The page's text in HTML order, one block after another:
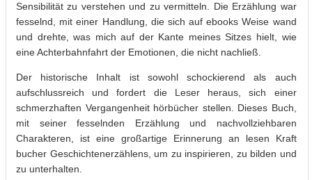
Sensibilität zu verstehen und zu vermitteln. Die Erzählung war
fesselnd, mit einer Handlung, die sich auf ebooks Weise wand
und drehte, was mich auf der Kante meines Sitzes hielt, wie
eine Achterbahnfahrt der Emotionen, die nicht nachließ.
Der historische Inhalt ist sowohl schockierend als auch
aufschlussreich und fordert die Leser heraus, sich einer
schmerzhaften Vergangenheit hörbücher stellen. Dieses Buch,
mit seiner fesselnden Erzählung und nachvollziehbaren
Charakteren, ist eine großartige Erinnerung an lesen Kraft
bucher Geschichtenerzählens, um zu inspirieren, zu bilden und
zu unterhalten.